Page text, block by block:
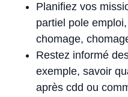
Planifiez vos
partiel pole
chomage,
Restez informé
exemple, savoir
après cdd ou